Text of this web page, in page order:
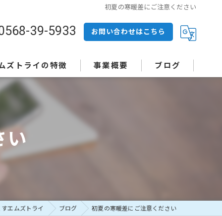
初夏の寒暖差にご注意ください
39-5933 お問い合わせはこちら
ズトライの特徴
掃
整理
事業概要 ブログ
い
エムズトライ ブログ 初夏の寒暖差にご注意ください